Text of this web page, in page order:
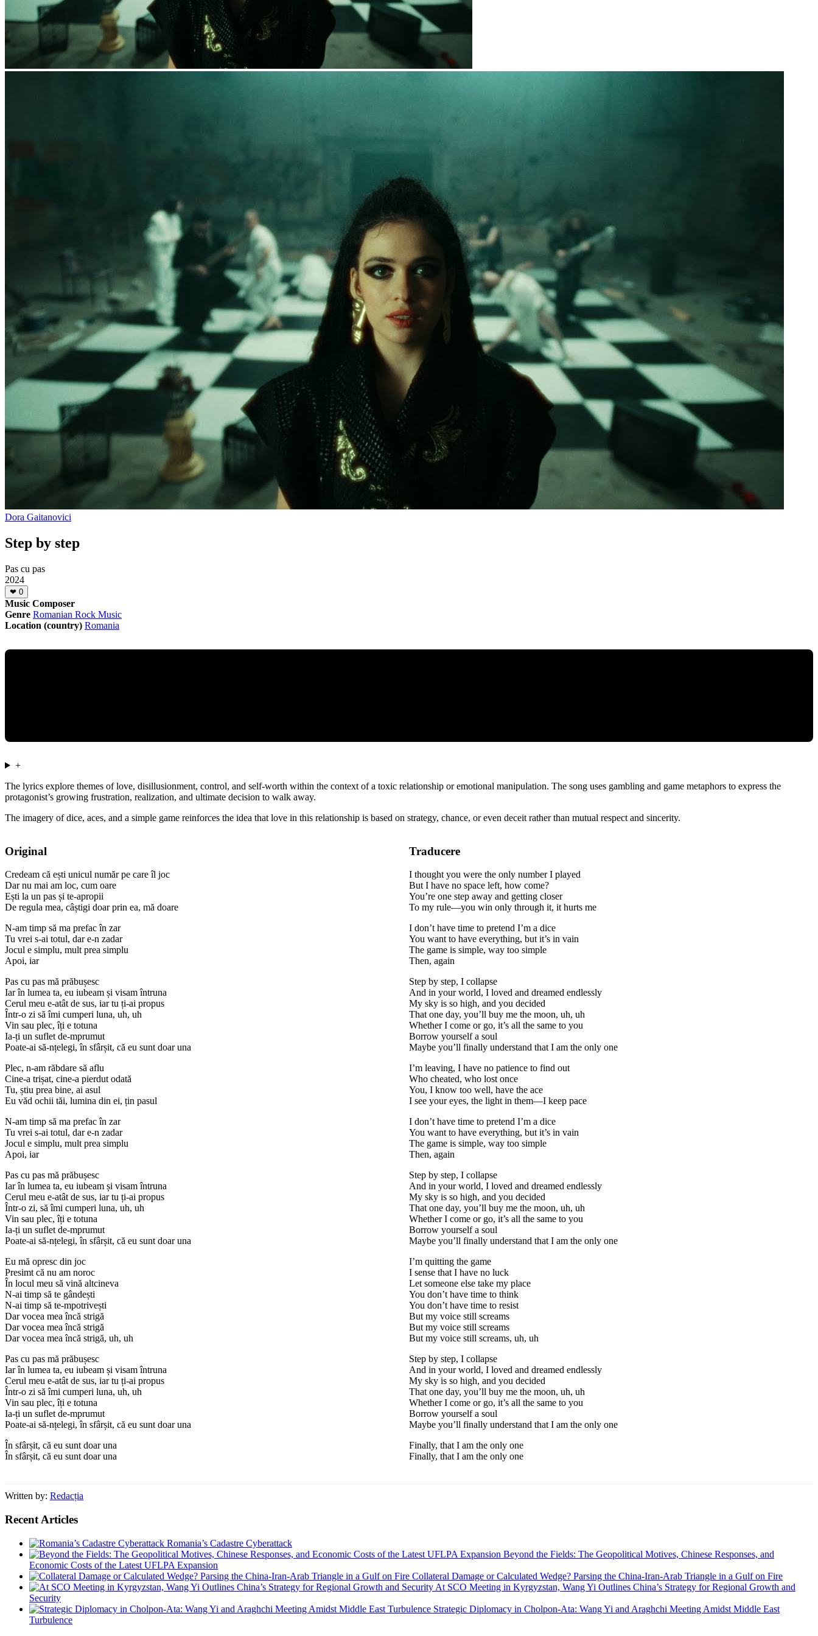
Dora Gaitanovici
Step by step
Pas cu pas
2024
❤ 0
Music Composer
Genre Romanian Rock Music
Location (country) Romania
+
The lyrics explore themes of love, disillusionment, control, and self-worth within the context of a toxic relationship or emotional manipulation. The song uses gambling and game metaphors to express the
protagonist’s growing frustration, realization, and ultimate decision to walk away.
The imagery of dice, aces, and a simple game reinforces the idea that love in this relationship is based on strategy, chance, or even deceit rather than mutual respect and sincerity.
Original
Credeam că ești unicul număr pe care îl joc
Dar nu mai am loc, cum oare
Ești la un pas și te-apropii
De regula mea, câștigi doar prin ea, mă doare
N-am timp să ma prefac în zar
Tu vrei s-ai totul, dar e-n zadar
Jocul e simplu, mult prea simplu
Apoi, iar
Pas cu pas mă prăbușesc
Iar în lumea ta, eu iubeam și visam întruna
Cerul meu e-atât de sus, iar tu ți-ai propus
Într-o zi să îmi cumperi luna, uh, uh
Vin sau plec, îți e totuna
Ia-ți un suflet de-mprumut
Poate-ai să-nțelegi, în sfârșit, că eu sunt doar una
Plec, n-am răbdare să aflu
Cine-a trișat, cine-a pierdut odată
Tu, știu prea bine, ai asul
Eu văd ochii tăi, lumina din ei, țin pasul
N-am timp să ma prefac în zar
Tu vrei s-ai totul, dar e-n zadar
Jocul e simplu, mult prea simplu
Apoi, iar
Pas cu pas mă prăbușesc
Iar în lumea ta, eu iubeam și visam întruna
Cerul meu e-atât de sus, iar tu ți-ai propus
Într-o zi, să îmi cumperi luna, uh, uh
Vin sau plec, îți e totuna
Ia-ți un suflet de-mprumut
Poate-ai să-nțelegi, în sfârșit, că eu sunt doar una
Eu mă opresc din joc
Presimt că nu am noroc
În locul meu să vină altcineva
N-ai timp să te gândești
N-ai timp să te-mpotrivești
Dar vocea mea încă strigă
Dar vocea mea încă strigă
Dar vocea mea încă strigă, uh, uh
Pas cu pas mă prăbușesc
Iar în lumea ta, eu iubeam și visam întruna
Cerul meu e-atât de sus, iar tu ți-ai propus
Într-o zi să îmi cumperi luna, uh, uh
Vin sau plec, îți e totuna
Ia-ți un suflet de-mprumut
Poate-ai să-nțelegi, în sfârșit, că eu sunt doar una
În sfârșit, că eu sunt doar una
În sfârșit, că eu sunt doar una
Traducere
I thought you were the only number I played
But I have no space left, how come?
You’re one step away and getting closer
To my rule—you win only through it, it hurts me
I don’t have time to pretend I’m a dice
You want to have everything, but it’s in vain
The game is simple, way too simple
Then, again
Step by step, I collapse
And in your world, I loved and dreamed endlessly
My sky is so high, and you decided
That one day, you’ll buy me the moon, uh, uh
Whether I come or go, it’s all the same to you
Borrow yourself a soul
Maybe you’ll finally understand that I am the only one
I’m leaving, I have no patience to find out
Who cheated, who lost once
You, I know too well, have the ace
I see your eyes, the light in them—I keep pace
I don’t have time to pretend I’m a dice
You want to have everything, but it’s in vain
The game is simple, way too simple
Then, again
Step by step, I collapse
And in your world, I loved and dreamed endlessly
My sky is so high, and you decided
That one day, you’ll buy me the moon, uh, uh
Whether I come or go, it’s all the same to you
Borrow yourself a soul
Maybe you’ll finally understand that I am the only one
I’m quitting the game
I sense that I have no luck
Let someone else take my place
You don’t have time to think
You don’t have time to resist
But my voice still screams
But my voice still screams
But my voice still screams, uh, uh
Step by step, I collapse
And in your world, I loved and dreamed endlessly
My sky is so high, and you decided
That one day, you’ll buy me the moon, uh, uh
Whether I come or go, it’s all the same to you
Borrow yourself a soul
Maybe you’ll finally understand that I am the only one
Finally, that I am the only one
Finally, that I am the only one
Written by: Redacția
Recent Articles
Romania’s Cadastre Cyberattack
Beyond the Fields: The Geopolitical Motives, Chinese Responses, and
Economic Costs of the Latest UFLPA Expansion
Collateral Damage or Calculated Wedge? Parsing the China-Iran-Arab Triangle in a Gulf on Fire
At SCO Meeting in Kyrgyzstan, Wang Yi Outlines China’s Strategy for Regional Growth and
Security
Strategic Diplomacy in Cholpon-Ata: Wang Yi and Araghchi Meeting Amidst Middle East
Turbulence